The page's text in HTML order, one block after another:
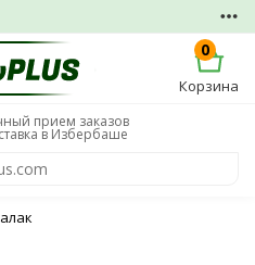
0
Корзина
прием заказов
в Избербаше